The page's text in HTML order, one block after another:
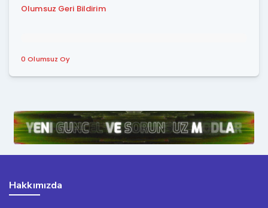
Olumsuz Geri Bildirim
0 Olumsuz Oy
Hakkımızda